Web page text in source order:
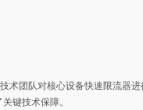
术团队对核心设备快速限流器
键技术保障。